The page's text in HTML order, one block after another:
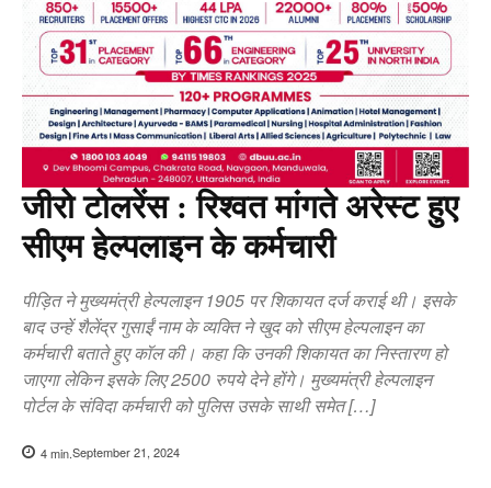
जीरो टोलरेंस : रिश्वत मांगते अरेस्ट हुए
सीएम हेल्पलाइन के कर्मचारी
पीड़ित ने मुख्यमंत्री हेल्पलाइन 1905 पर शिकायत दर्ज कराई थी। इसके
बाद उन्हें शैलेंद्र गुसाईं नाम के व्यक्ति ने खुद को सीएम हेल्पलाइन का
कर्मचारी बताते हुए कॉल की। कहा कि उनकी शिकायत का निस्तारण हो
जाएगा लेकिन इसके लिए 2500 रुपये देने होंगे। मुख्यमंत्री हेल्पलाइन
पोर्टल के संविदा कर्मचारी को पुलिस उसके साथी समेत […]
4min.September 21, 2024